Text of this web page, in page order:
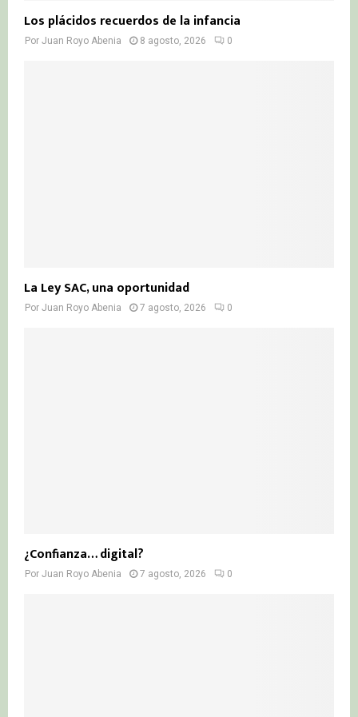
Los plácidos recuerdos de la infancia
Por Juan Royo Abenia 8 agosto, 2026 0
La Ley SAC, una oportunidad
Por Juan Royo Abenia 7 agosto, 2026 0
¿Confianza… digital?
Por Juan Royo Abenia 7 agosto, 2026 0